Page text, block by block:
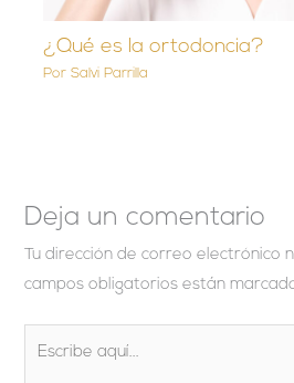
¿Qué es la ortodoncia?
PorSalvi Parrilla
Deja un comentario
Tu dirección de correo electrónico
campos obligatorios están